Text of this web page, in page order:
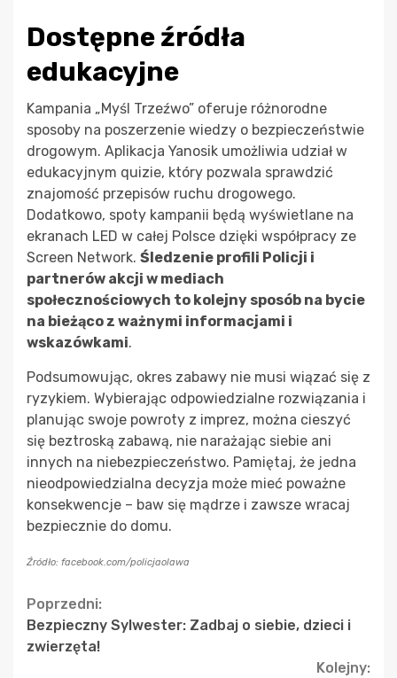
Dostępne źródła
edukacyjne
Kampania „Myśl Trzeźwo” oferuje różnorodne
sposoby na poszerzenie wiedzy o bezpieczeństwie
drogowym. Aplikacja Yanosik umożliwia udział w
edukacyjnym quizie, który pozwala sprawdzić
znajomość przepisów ruchu drogowego.
Dodatkowo, spoty kampanii będą wyświetlane na
ekranach LED w całej Polsce dzięki współpracy ze
Screen Network. Śledzenie profili Policji i
partnerów akcji w mediach
społecznościowych to kolejny sposób na bycie
na bieżąco z ważnymi informacjami i
wskazówkami.
Podsumowując, okres zabawy nie musi wiązać się z
ryzykiem. Wybierając odpowiedzialne rozwiązania i
planując swoje powroty z imprez, można cieszyć
się beztroską zabawą, nie narażając siebie ani
innych na niebezpieczeństwo. Pamiętaj, że jedna
nieodpowiedzialna decyzja może mieć poważne
konsekwencje – baw się mądrze i zawsze wracaj
bezpiecznie do domu.
Źródło: facebook.com/policjaolawa
Continue
Reading
Poprzedni:
Bezpieczny Sylwester: Zadbaj o siebie, dzieci i
zwierzęta!
Kolejny: